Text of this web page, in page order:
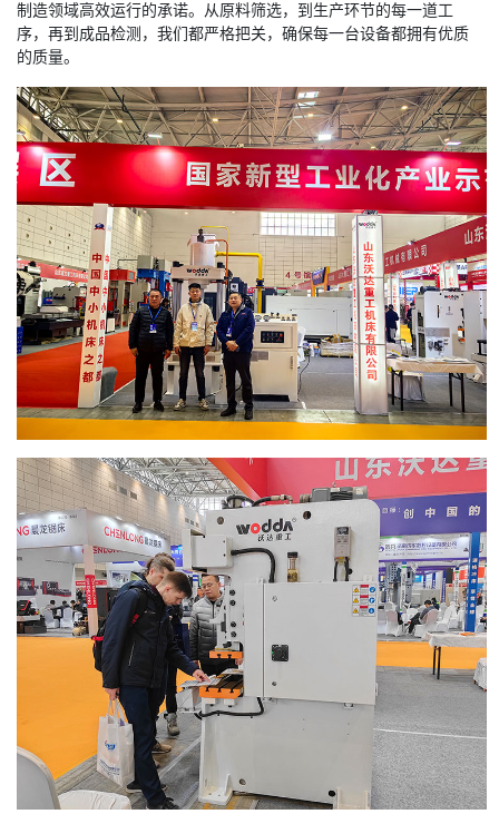
制造领域高效运行的承诺。从原料筛选，到生产环节的每一道工
序，再到成品检测，我们都严格把关，确保每一台设备都拥有优质
的质量。